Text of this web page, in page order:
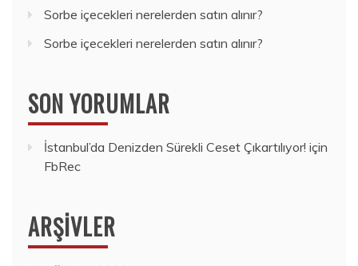
Sorbe içecekleri nerelerden satın alınır?
Sorbe içecekleri nerelerden satın alınır?
SON YORUMLAR
İstanbul’da Denizden Sürekli Ceset Çıkartılıyor! için
FbRec
ARŞIVLER